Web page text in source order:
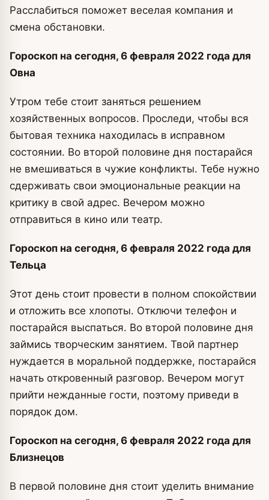
Расслабиться поможет веселая компания и
смена обстановки.
Гороскоп на сегодня, 6 февраля 2022 года для
Овна
Утром тебе стоит заняться решением
хозяйственных вопросов. Проследи, чтобы вся
бытовая техника находилась в исправном
состоянии. Во второй половине дня постарайся
не вмешиваться в чужие конфликты. Тебе нужно
сдерживать свои эмоциональные реакции на
критику в свой адрес. Вечером можно
отправиться в кино или театр.
Гороскоп на сегодня, 6 февраля 2022 года для
Тельца
Этот день стоит провести в полном спокойствии
и отложить все хлопоты. Отключи телефон и
постарайся выспаться. Во второй половине дня
займись творческим занятием. Твой партнер
нуждается в моральной поддержке, постарайся
начать откровенный разговор. Вечером могут
прийти нежданные гости, поэтому приведи в
порядок дом.
Гороскоп на сегодня, 6 февраля 2022 года для
Близнецов
В первой половине дня стоит уделить внимание